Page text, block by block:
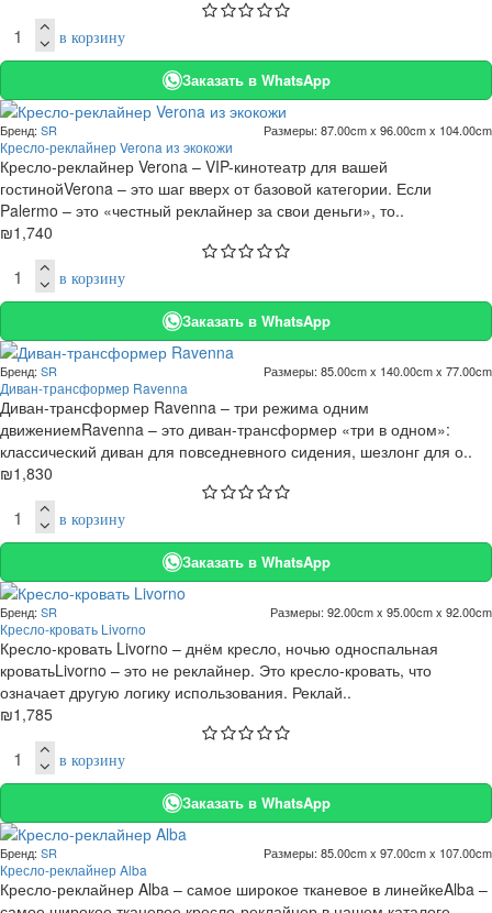
в корзину
Заказать в WhatsApp
Бренд: SR Размеры: 87.00cm x 96.00cm x 104.00cm
Кресло-реклайнер Verona из экокожи
Кресло-реклайнер Verona – VIP-кинотеатр для вашей
гостинойVerona – это шаг вверх от базовой категории. Если
Palermo – это «честный реклайнер за свои деньги», то..
₪1,740
в корзину
Заказать в WhatsApp
Бренд: SR Размеры: 85.00cm x 140.00cm x 77.00cm
Диван-трансформер Ravenna
Диван-трансформер Ravenna – три режима одним
движениемRavenna – это диван-трансформер «три в одном»:
классический диван для повседневного сидения, шезлонг для о..
₪1,830
в корзину
Заказать в WhatsApp
Бренд: SR Размеры: 92.00cm x 95.00cm x 92.00cm
Кресло-кровать Livorno
Кресло-кровать Livorno – днём кресло, ночью односпальная
кроватьLivorno – это не реклайнер. Это кресло-кровать, что
означает другую логику использования. Реклай..
₪1,785
в корзину
Заказать в WhatsApp
Бренд: SR Размеры: 85.00cm x 97.00cm x 107.00cm
Кресло-реклайнер Alba
Кресло-реклайнер Alba – самое широкое тканевое в линейкеAlba –